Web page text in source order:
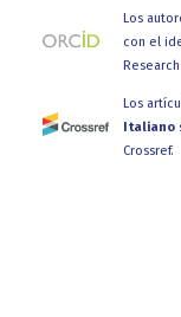
Los
con el
Los
Italiano
Crossref.